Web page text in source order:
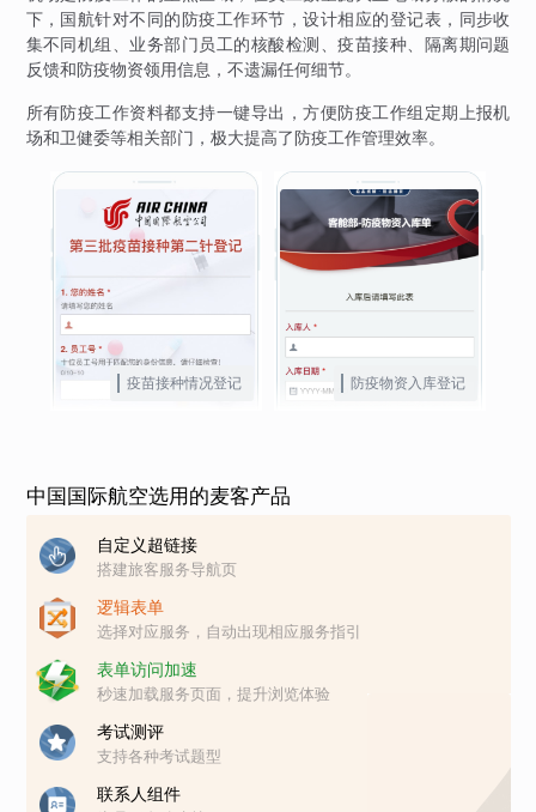
下，国航针对不同的防疫工作环节，设计相应的登记表，同步收
集不同机组、业务部门员工的核酸检测、疫苗接种、隔离期问题
反馈和防疫物资领用信息，不遗漏任何细节。
所有防疫工作资料都支持一键导出，方便防疫工作组定期上报机
场和卫健委等相关部门，极大提高了防疫工作管理效率。
疫苗接种情况登记 防疫物资入库登记
中国国际航空选用的麦客产品
自定义超链接
搭建旅客服务导航页
逻辑表单
选择对应服务，自动出现相应服务指引
表单访问加速
秒速加载服务页面，提升浏览体验
考试测评
支持各种考试题型
联系人组件